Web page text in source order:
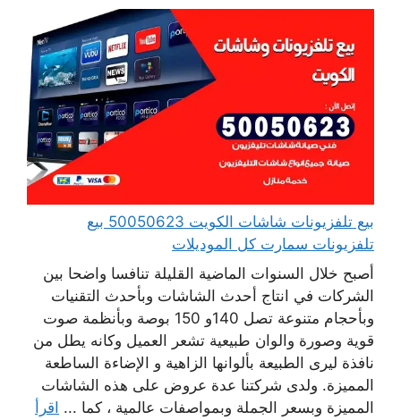
بيع تلفزيونات شاشات الكويت 50050623 بيع
تلفزيونات سمارت كل الموديلات
أصبح خلال السنوات الماضية القليلة تنافسا واضحا بين
الشركات في انتاج أحدث الشاشات وبأحدث التقنيات
وبأحجام متنوعة تصل 140و 150 بوصة وبأنظمة صوت
قوية وصورة والوان طبيعية تشعر العميل وكانه يطل من
نافذة ليرى الطبيعة بألوانها الزاهية و الإضاءة الساطعة
المميزة. ولدى شركتنا عدة عروض على هذه الشاشات
المميزة وبسعر الجملة وبمواصفات عالمية ، كما ... اقرأ